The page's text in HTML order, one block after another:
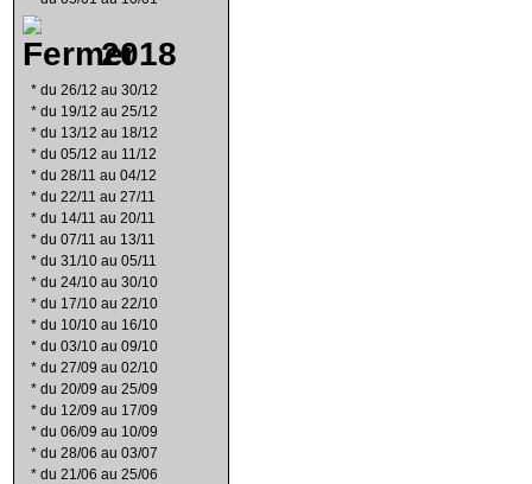
2018
* du 26/12 au 30/12
* du 19/12 au 25/12
* du 13/12 au 18/12
* du 05/12 au 11/12
* du 28/11 au 04/12
* du 22/11 au 27/11
* du 14/11 au 20/11
* du 07/11 au 13/11
* du 31/10 au 05/11
* du 24/10 au 30/10
* du 17/10 au 22/10
* du 10/10 au 16/10
* du 03/10 au 09/10
* du 27/09 au 02/10
* du 20/09 au 25/09
* du 12/09 au 17/09
* du 06/09 au 10/09
* du 28/06 au 03/07
* du 21/06 au 25/06